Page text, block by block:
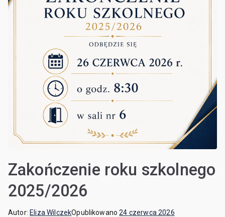
Zakończenie roku szkolnego
2025/2026
Autor: Eliza WilczekOpublikowano24 czerwca 2026